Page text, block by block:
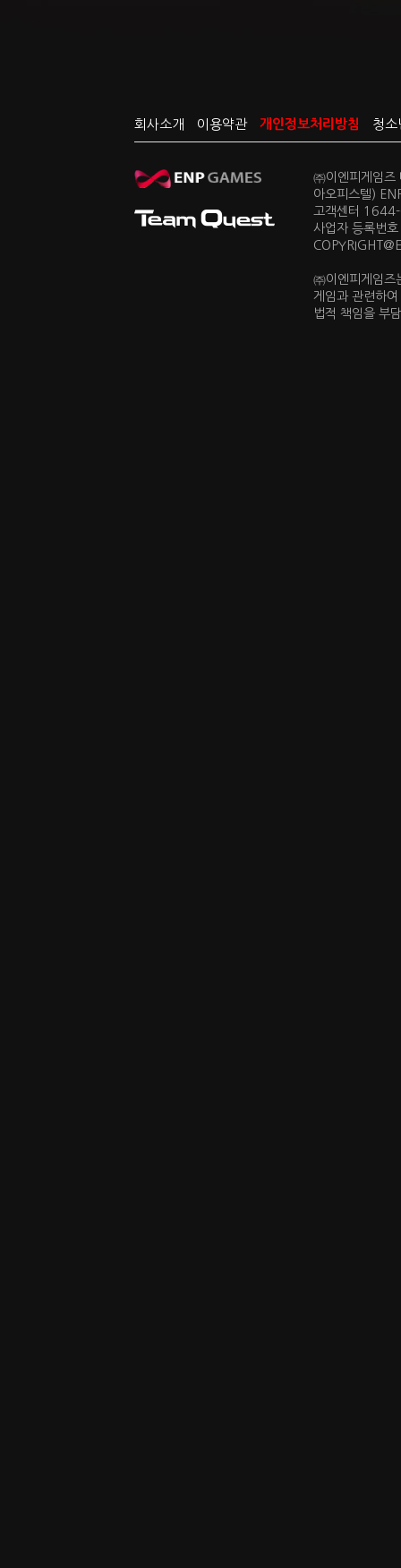
회사소개 이용약관 개인정보처리방침 청소
㈜이엔피게임
아오피스텔)
고객센터
사업자 등록번
㈜이엔피게임즈
게임과 관련하
법적 책임을 부